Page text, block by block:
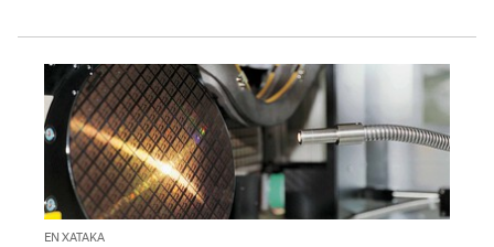
EN XATAKA